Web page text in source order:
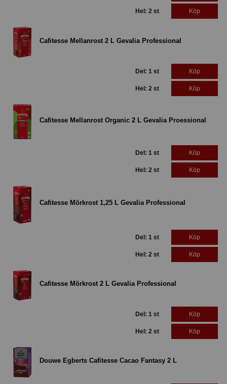
Hel: 2 st Köp
Cafitesse Mellanrost 2 L Gevalia Professional
Del: 1 st Köp
Hel: 2 st Köp
Cafitesse Mellanrost Organic 2 L Gevalia Proessional
Del: 1 st Köp
Hel: 2 st Köp
Cafitesse Mörkrost 1,25 L Gevalia Professional
Del: 1 st Köp
Hel: 2 st Köp
Cafitesse Mörkrost 2 L Gevalia Professional
Del: 1 st Köp
Hel: 2 st Köp
Douwe Egberts Cafitesse Cacao Fantasy 2 L